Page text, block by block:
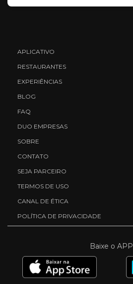
APLICATIVO
RESTAURANTES
EXPERIÊNCIAS
BLOG
FAQ
DUO EMPRESAS
SOBRE
CONTATO
SEJA PARCEIRO
TERMOS DE USO
CANAL DE ÉTICA
POLÍTICA DE PRIVACIDADE
Baixe o APP